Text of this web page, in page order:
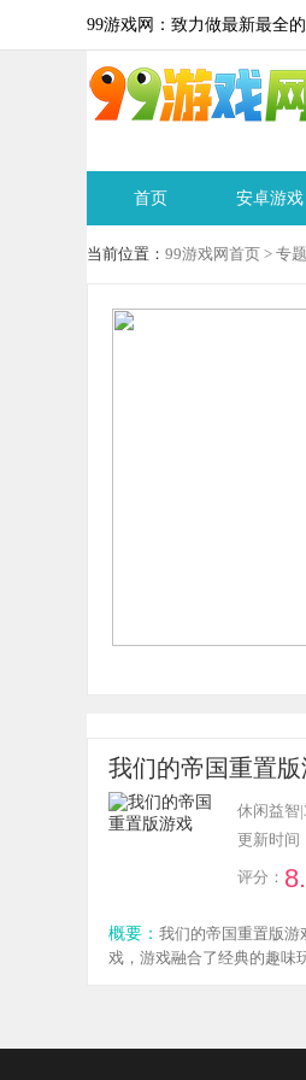
99游戏网：致力做最新最全
首页 安卓游戏
当前位置： 99游戏网首页 > 专题
我们的帝国重置版
休闲益智|
更新时间
评分：
概要： 我们的帝国重置版游
戏，游戏融合了经典的趣味